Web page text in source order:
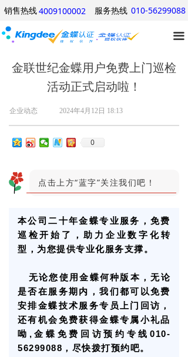
销售热线4009100002 010-56299088
服务热线
끀
网站首页
产品中心
行业方案
优惠信息
产品试用
金联世纪金蝶用户免费上门巡检
活动正式启动啦！
点击上方“蓝字”关注我们吧！
本公司二十年金蝶专业服务，免费
巡检开始了，助力企业数字化转
型，为您提供专业化服务支撑。
无论您使用金蝶何种版本，无论
是否在服务期内，我们都可以免费
安排金蝶技术服务专员上门回访，
还有机会免费获得金蝶专属小礼品
呦,金蝶免费回访预约专线010-
56299088，尽快拨打预约吧。
2024年4月12日 18:13
企业动态
0